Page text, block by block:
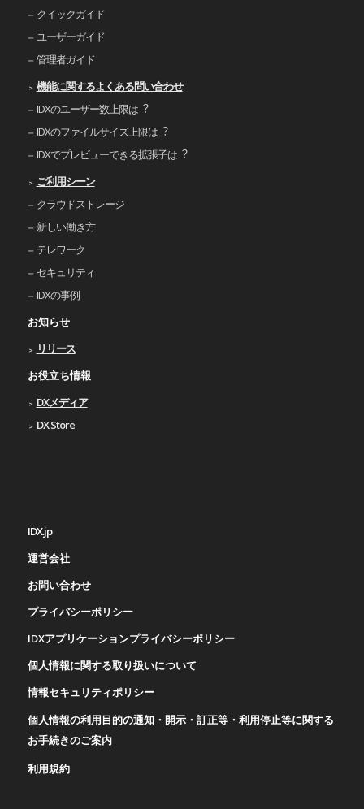
クイックガイド
ユーザーガイド
管理者ガイド
機能に関するよくある問い合わせ
IDXのユーザー数上限は︖
IDXのファイルサイズ上限は︖
IDXでプレビューできる拡張⼦は︖
ご利⽤シーン
クラウドストレージ
新しい働き⽅
テレワーク
セキュリティ
IDXの事例
お知らせ
リリース
お役立ち情報
DXメディア
DX Store
IDX.jp
運営会社
お問い合わせ
プライバシーポリシー
IDXアプリケーションプライバシーポリシー
個人情報に関する取り扱いについて
情報セキュリティポリシー
個人情報の利用目的の通知・開示・訂正等・利用停止等に関する
お手続きのご案内
利用規約